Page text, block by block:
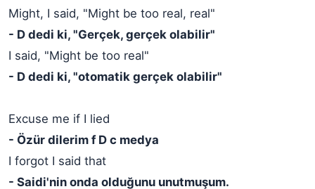
Might, I said, "Might be too real, real"
- D dedi ki, "Gerçek, gerçek olabilir"
I said, "Might be too real"
- D dedi ki, "otomatik gerçek olabilir"
Excuse me if I lied
- Özür dilerim f D c medya
I forgot I said that
- Saidi'nin onda olduğunu unutmuşum.